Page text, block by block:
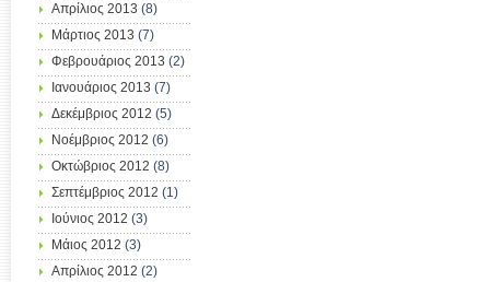
Απρίλιος 2013 (8)
Μάρτιος 2013 (7)
Φεβρουάριος 2013 (2)
Ιανουάριος 2013 (7)
Δεκέμβριος 2012 (5)
Νοέμβριος 2012 (6)
Οκτώβριος 2012 (8)
Σεπτέμβριος 2012 (1)
Ιούνιος 2012 (3)
Μάιος 2012 (3)
Απρίλιος 2012 (2)